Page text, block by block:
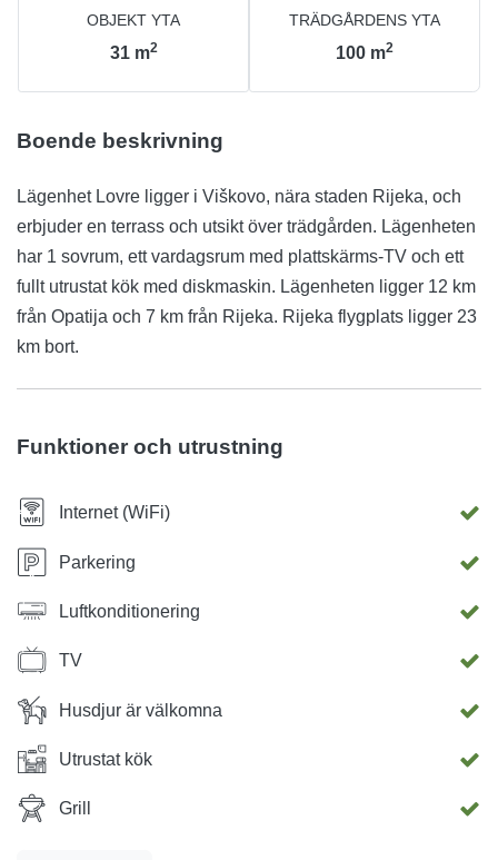
OBJEKT YTA
31 m2
TRÄDGÅRDENS YTA
100 m2
Boende beskrivning
Lägenhet Lovre ligger i Viškovo, nära staden Rijeka, och
erbjuder en terrass och utsikt över trädgården. Lägenheten
har 1 sovrum, ett vardagsrum med plattskärms-TV och ett
fullt utrustat kök med diskmaskin. Lägenheten ligger 12 km
från Opatija och 7 km från Rijeka. Rijeka flygplats ligger 23
km bort.
Funktioner och utrustning
Internet (WiFi)
Parkering
Luftkonditionering
TV
Husdjur är välkomna
Utrustat kök
Grill